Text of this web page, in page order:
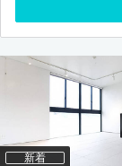
新着